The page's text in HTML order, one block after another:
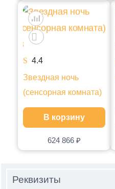
624 866 ₽
4.4
Звездная ночь
(сенсорная комната)
В корзину
Реквизиты